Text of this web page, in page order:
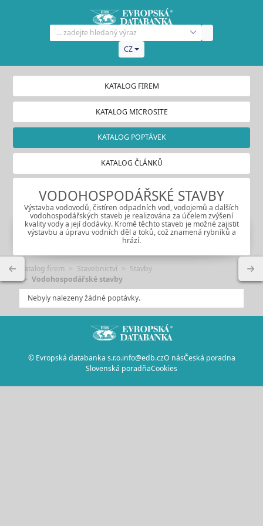
CZ
KATALOG FIREM
KATALOG MICROSITE
KATALOG POPTÁVEK
KATALOG ČLÁNKŮ
VODOHOSPODÁŘSKÉ STAVBY
Výstavba vodovodů, čistíren odpadních vod, vodojemů a dalších
vodohospodářských staveb je realizována za účelem zvýšení
kvality vody a její dodávky. Kromě těchto staveb je možné zajistit
výstavbu a úpravu vodních děl a toků, což znamená rybníků a
hrází.
Katalog firem Stavebnictví
Stavby
Vodohospodářské stavby
Nebyly nalezeny žádné poptávky.
© Evropská databanka s.r.o.info@edb.czO násČeská poradna
Slovenská poradňaCookies